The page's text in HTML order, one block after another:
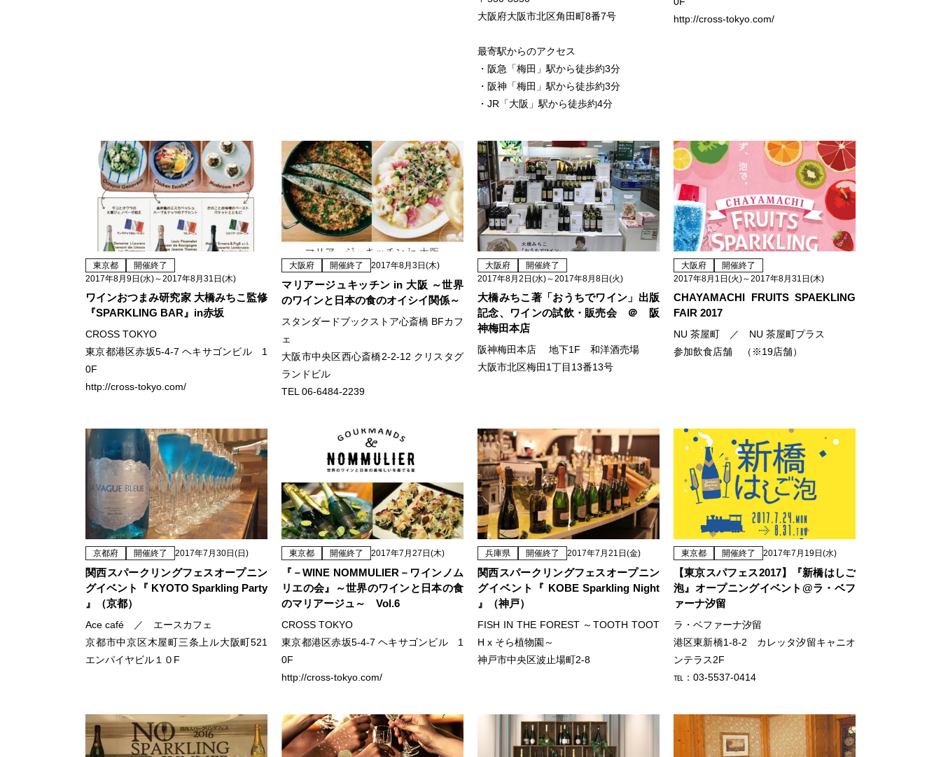
大阪府大阪市北区角田町8番7号
最寄駅からのアクセス
・阪急「梅田」駅から徒歩約3分
・阪神「梅田」駅から徒歩約3分
・JR「大阪」駅から徒歩約4分
http://cross-tokyo.com/
東京都
開催終了
2017年8月9日(水)～2017年8月31日(木)
ワインおつまみ研究家 大橋みちこ監修
『SPARKLING BAR』in赤坂
CROSS TOKYO
東京都港区赤坂5-4-7 ヘキサゴンビル 1
0F
http://cross-tokyo.com/
大阪府 開催終了 2017年8月3日(木)
マリアージュキッチン in 大阪 ～世界
のワインと日本の食のオイシイ関係～
スタンダードブックストア心斎橋 BFカフ
ェ
大阪市中央区西心斎橋2-2-12 クリスタグ
ランドビル
TEL 06-6484-2239
大阪府
開催終了
2017年8月2日(水)～2017年8月8日(火)
大橋みちこ著「おうちでワイン」出版
記念、ワインの試飲・販売会 ＠ 阪
神梅田本店
阪神梅田本店 地下1F 和洋酒売場
大阪市北区梅田1丁目13番13号
大阪府
開催終了
2017年8月1日(火)～2017年8月31日(木)
CHAYAMACHI FRUITS SPAEKLING
FAIR 2017
NU 茶屋町 ／ NU 茶屋町プラス
参加飲食店舗 （※19店舗）
京都府 開催終了 2017年7月30日(日)
関西スパークリングフェスオープニン
グイベント『 KYOTO Sparkling Party
』（京都）
Ace café ／ エースカフェ
京都市中京区木屋町三条上ル大阪町521
エンパイヤビル１０F
東京都 開催終了 2017年7月27日(木)
『－WINE NOMMULIER－ワインノム
リエの会』～世界のワインと日本の食
のマリアージュ～ Vol.6
CROSS TOKYO
東京都港区赤坂5-4-7 ヘキサゴンビル 1
0F
http://cross-tokyo.com/
兵庫県 開催終了 2017年7月21日(金)
関西スパークリングフェスオープニン
グイベント『 KOBE Sparkling Night
』（神戸）
FISH IN THE FOREST ～TOOTH TOOT
H x そら植物園～
神戸市中央区波止場町2-8
東京都 開催終了 2017年7月19日(水)
【東京スパフェス2017】『新橋はしご
泡』オープニングイベント@ラ・ベフ
ァーナ汐留
ラ・ベファーナ汐留
港区東新橋1-8-2 カレッタ汐留キャニオ
ンテラス2F
℡：03-5537-0414